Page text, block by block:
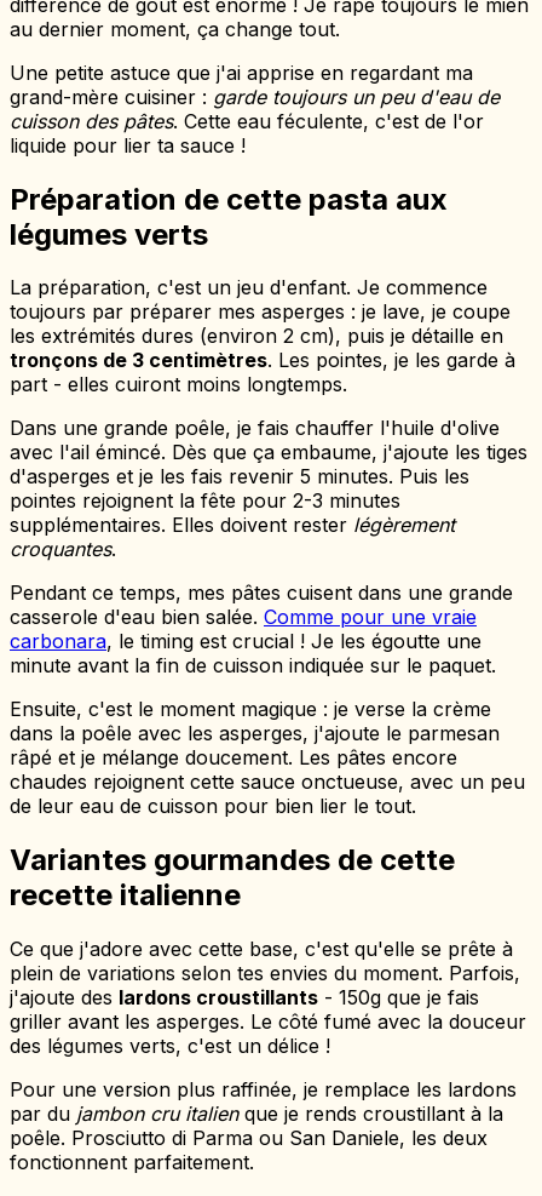
au dernier moment, ça change tout.
Une petite astuce que j'ai apprise en regardant ma
grand-mère cuisiner : garde toujours un peu d'eau de
cuisson des pâtes. Cette eau féculente, c'est de l'or
liquide pour lier ta sauce !
Préparation de cette pasta aux
légumes verts
La préparation, c'est un jeu d'enfant. Je commence
toujours par préparer mes asperges : je lave, je coupe
les extrémités dures (environ 2 cm), puis je détaille en
tronçons de 3 centimètres. Les pointes, je les garde à
part - elles cuiront moins longtemps.
Dans une grande poêle, je fais chauffer l'huile d'olive
avec l'ail émincé. Dès que ça embaume, j'ajoute les tiges
d'asperges et je les fais revenir 5 minutes. Puis les
pointes rejoignent la fête pour 2-3 minutes
supplémentaires. Elles doivent rester légèrement
croquantes.
Pendant ce temps, mes pâtes cuisent dans une grande
casserole d'eau bien salée. Comme pour une vraie
carbonara, le timing est crucial ! Je les égoutte une
minute avant la fin de cuisson indiquée sur le paquet.
Ensuite, c'est le moment magique : je verse la crème
dans la poêle avec les asperges, j'ajoute le parmesan
râpé et je mélange doucement. Les pâtes encore
chaudes rejoignent cette sauce onctueuse, avec un peu
de leur eau de cuisson pour bien lier le tout.
Variantes gourmandes de cette
recette italienne
Ce que j'adore avec cette base, c'est qu'elle se prête à
plein de variations selon tes envies du moment. Parfois,
j'ajoute des lardons croustillants - 150g que je fais
griller avant les asperges. Le côté fumé avec la douceur
des légumes verts, c'est un délice !
Pour une version plus raffinée, je remplace les lardons
par du jambon cru italienque je rends croustillant à la
poêle. Prosciutto di Parma ou San Daniele, les deux
fonctionnent parfaitement.